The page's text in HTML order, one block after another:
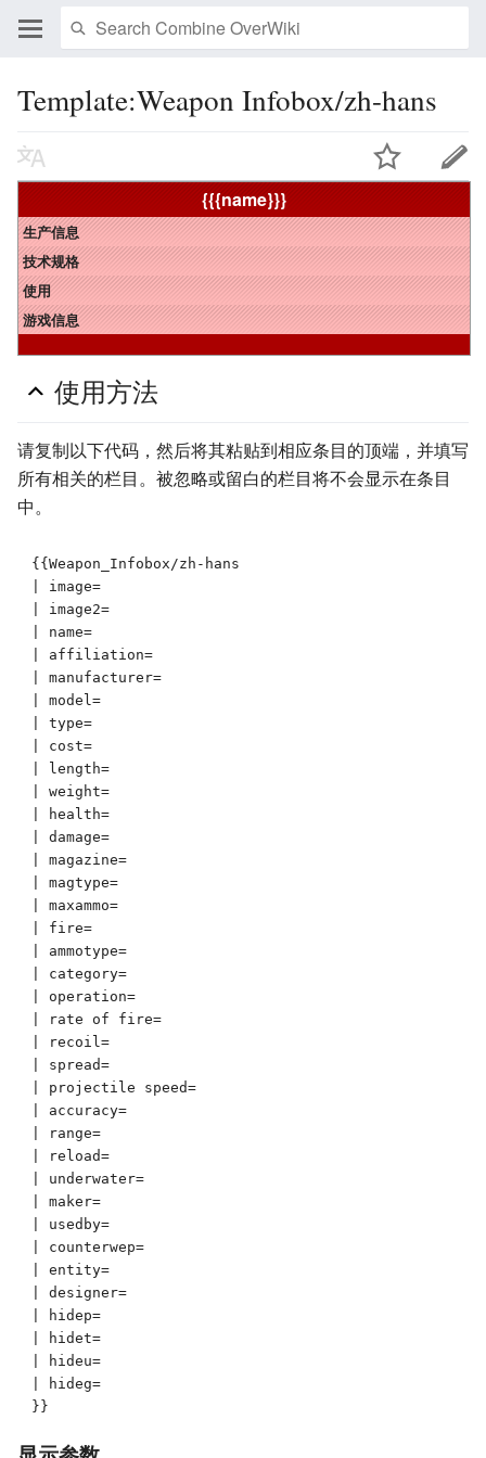
Template:Weapon Infobox/zh-hans
{{{name}}}
生产信息
技术规格
使用
游戏信息
使用方法
请复制以下代码，然后将其粘贴到相应条目的顶端，并填写
所有相关的栏目。被忽略或留白的栏目将不会显示在条目
中。
{{Weapon_Infobox/zh-hans
| image=
| image2=
| name=
| affiliation=
| manufacturer=
| model=
| type=
| cost=
| length=
| weight=
| health=
| damage=
| magazine=
| magtype=
| maxammo=
| fire=
| ammotype=
| category=
| operation=
| rate of fire=
| recoil=
| spread=
| projectile speed=
| accuracy=
| range=
| reload=
| underwater=
| maker=
| usedby=
| counterwep=
| entity=
| designer=
| hidep=
| hidet=
| hideu=
| hideg=
}}